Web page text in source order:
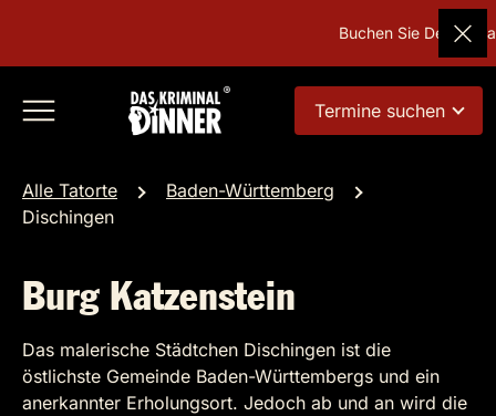
Buchen Sie
Termine suchen
Alle Tatorte
Baden-Württemberg
Dischingen
Burg Katzenstein
Das malerische Städtchen Dischingen ist die
östlichste Gemeinde Baden-Württembergs und ein
anerkannter Erholungsort. Jedoch ab und an wird die